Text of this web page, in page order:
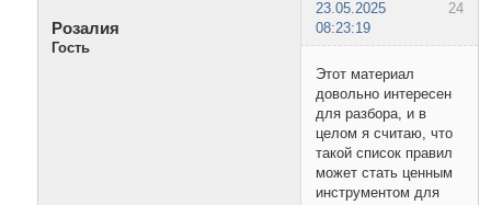
24
23.05.2025
08:23:19
Розалия
Гость
Этот материал
довольно интересен
для разбора, и в
целом я считаю, что
такой список правил
может стать ценным
инструментом для